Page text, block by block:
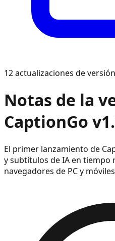
12actualizaciones de versión
Notas de la
CaptionGo
El primer lanzamiento de
y subtítulos de IA en tiempo
navegadores de PC y